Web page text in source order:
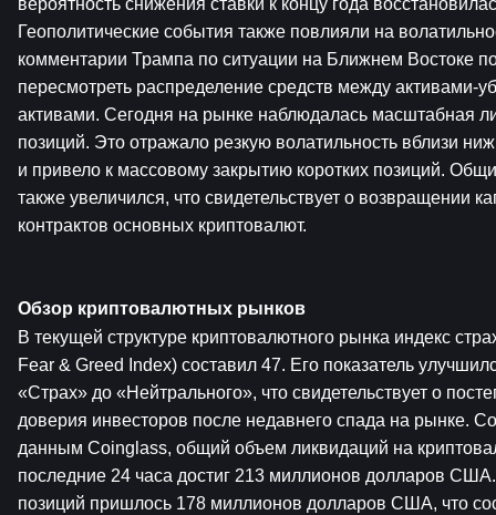
вероятность снижения ставки к концу года
Геополитические события также повлияли на
комментарии Трампа по ситуации на Ближнем Востоке
пересмотреть распределение средств между
активами. Сегодня на рынке наблюдалась масштабная
позиций. Это отражало резкую волатильность вблизи
и привело к массовому закрытию коротких позиций.
также увеличился, что свидетельствует о возвращении
контрактов основных криптовалют.
Обзор криптовалютных рынков
В текущей структуре криптовалютного рынка индекс
Fear & Greed Index) составил 47. Его показатель
«Страх» до «Нейтрального», что свидетельствует о
доверия инвесторов после недавнего спада на рынке.
данным Coinglass, общий объем ликвидаций на
последние 24 часа достиг 213 миллионов долларов
позиций пришлось 178 миллионов долларов США, что